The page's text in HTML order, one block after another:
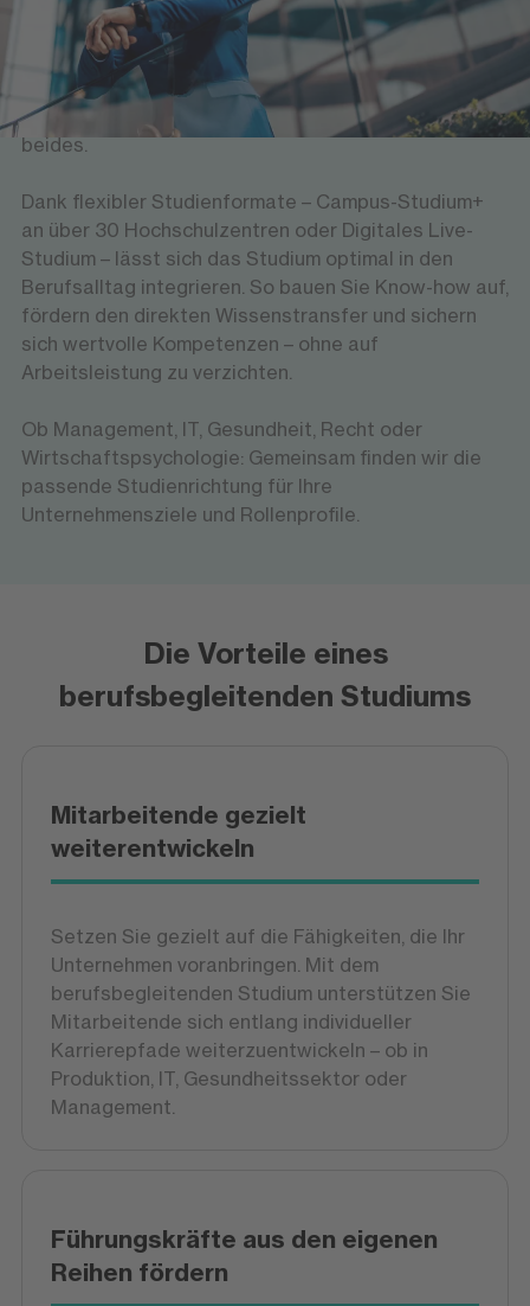
Sie möchten Ihre Mitarbeitenden weiterqualifizieren
und gleichzeitig im Tagesgeschäft einsetzen? Mit
dem berufsbegleitenden Studium der FOM gelingt
beides.
Dank flexibler Studienformate – Campus-Studium+
an über 30 Hochschulzentren oder Digitales Live-
Studium – lässt sich das Studium optimal in den
Berufsalltag integrieren. So bauen Sie Know-how auf,
fördern den direkten Wissenstransfer und sichern
sich wertvolle Kompetenzen – ohne auf
Arbeitsleistung zu verzichten.
Ob Management, IT, Gesundheit, Recht oder
Wirtschaftspsychologie: Gemeinsam finden wir die
passende Studienrichtung für Ihre
Unternehmensziele und Rollenprofile.
Die Vorteile eines
berufsbegleitenden Studiums
Mitarbeitende gezielt
weiterentwickeln
Setzen Sie gezielt auf die Fähigkeiten, die Ihr
Unternehmen voranbringen. Mit dem
berufsbegleitenden Studium unterstützen Sie
Mitarbeitende sich entlang individueller
Karrierepfade weiterzuentwickeln – ob in
Produktion, IT, Gesundheitssektor oder
Management.
Führungskräfte aus den eigenen
Reihen fördern